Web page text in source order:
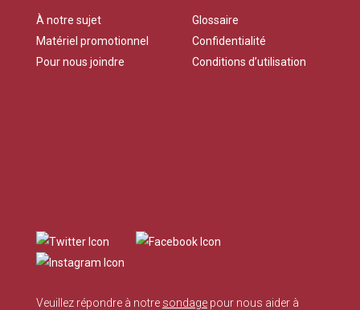
À notre sujet
Matériel promotionnel
Pour nous joindre
Glossaire
Confidentialité
Conditions d’utilisation
Veuillez répondre à notre sondage pour nous aider à